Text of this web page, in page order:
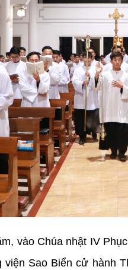
vào Chúa nhật IV
viện Sao Biển cử hành